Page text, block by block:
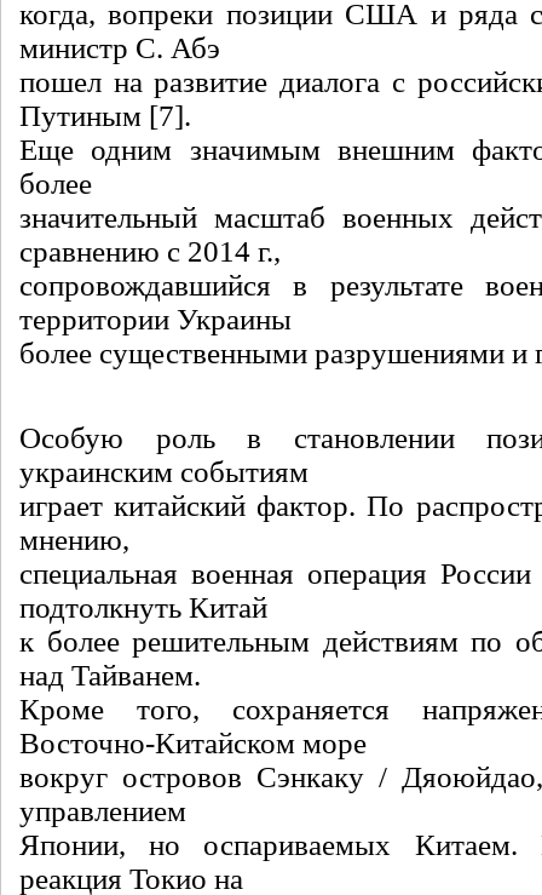
когда, вопреки позиции США и ряда
министр С. Абэ
пошел на развитие диалога с
Путиным [7].
Еще одним значимым внешним
более
значительный масштаб военных
сравнению с 2014 г.,
сопровождавшийся в результате
территории Украины
более существенными разрушениями и
Особую роль в становлении
украинским событиям
играет китайский фактор. По
мнению,
специальная военная операция
подтолкнуть Китай
к более решительным действиям по
над Тайванем.
Кроме того, сохраняется
Восточно-Китайском море
вокруг островов Сэнкаку /
управлением
Японии, но оспариваемых Китаем.
реакция Токио на